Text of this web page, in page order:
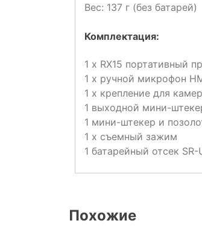
Вес: 137 г (без батарей)
Комплектация:
1 х RX15 портативный
1 х ручной микрофон
1 x крепление для
1 выходной мини-
1 мини-штекер и
1 х съемный зажим
1 батарейный отсек SR-
Похожие